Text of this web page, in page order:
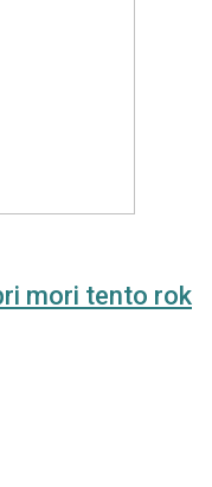
mori tento rok